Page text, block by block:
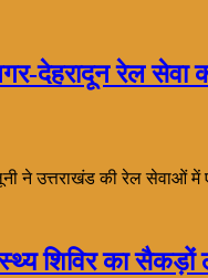
देहरादून रेल सेवा
ने उत्तराखंड की रेल सेवाओं
शिविर का सैकड़ों